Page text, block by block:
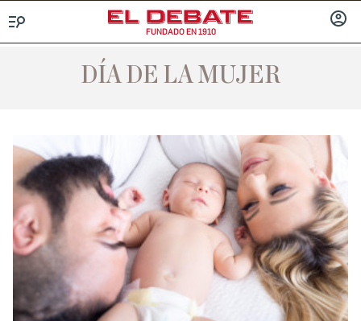
FUNDADO EN 1910
DÍA DE LA MUJER